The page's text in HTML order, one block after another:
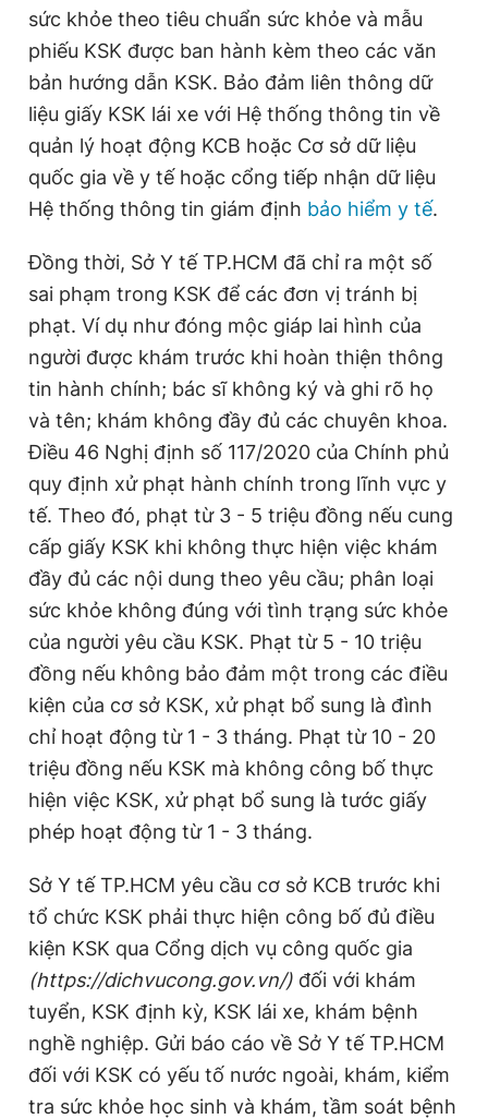
sức khỏe theo tiêu chuẩn sức khỏe và mẫu
phiếu KSK được ban hành kèm theo các văn
bản hướng dẫn KSK. Bảo đảm liên thông dữ
liệu giấy KSK lái xe với Hệ thống thông tin về
quản lý hoạt động KCB hoặc Cơ sở dữ liệu
quốc gia về y tế hoặc cổng tiếp nhận dữ liệu
Hệ thống thông tin giám định bảo hiểm y tế.
Đồng thời, Sở Y tế TP.HCM đã chỉ ra một số
sai phạm trong KSK để các đơn vị tránh bị
phạt. Ví dụ như đóng mộc giáp lai hình của
người được khám trước khi hoàn thiện thông
tin hành chính; bác sĩ không ký và ghi rõ họ
và tên; khám không đầy đủ các chuyên khoa.
Điều 46 Nghị định số 117/2020 của Chính phủ
quy định xử phạt hành chính trong lĩnh vực y
tế. Theo đó, phạt từ 3 - 5 triệu đồng nếu cung
cấp giấy KSK khi không thực hiện việc khám
đầy đủ các nội dung theo yêu cầu; phân loại
sức khỏe không đúng với tình trạng sức khỏe
của người yêu cầu KSK. Phạt từ 5 - 10 triệu
đồng nếu không bảo đảm một trong các điều
kiện của cơ sở KSK, xử phạt bổ sung là đình
chỉ hoạt động từ 1 - 3 tháng. Phạt từ 10 - 20
triệu đồng nếu KSK mà không công bố thực
hiện việc KSK, xử phạt bổ sung là tước giấy
phép hoạt động từ 1 - 3 tháng.
Sở Y tế TP.HCM yêu cầu cơ sở KCB trước khi
tổ chức KSK phải thực hiện công bố đủ điều
kiện KSK qua Cổng dịch vụ công quốc gia
(https://dichvucong.gov.vn/) đối với khám
tuyển, KSK định kỳ, KSK lái xe, khám bệnh
nghề nghiệp. Gửi báo cáo về Sở Y tế TP.HCM
đối với KSK có yếu tố nước ngoài, khám, kiểm
tra sức khỏe học sinh và khám, tầm soát bệnh